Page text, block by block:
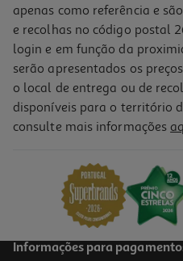
Guache Auchan Chicky Verde
apenas como referência e
e recolhas no código postal
login e em função da
serão apresentados os
o local de entrega ou de
disponíveis para o território
consulte mais informações
Informações para